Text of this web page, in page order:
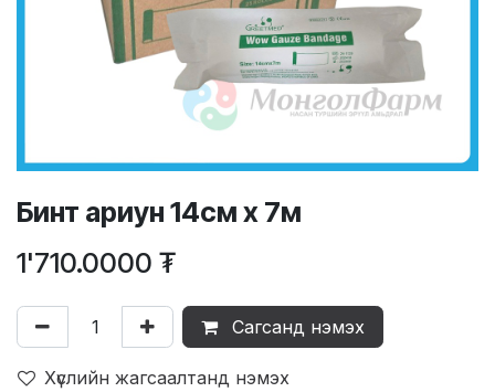
Бинт ариун 14см х 7м
1'710.0000 ₮
Сагсанд нэмэх
Хүслийн жагсаалтанд нэмэх